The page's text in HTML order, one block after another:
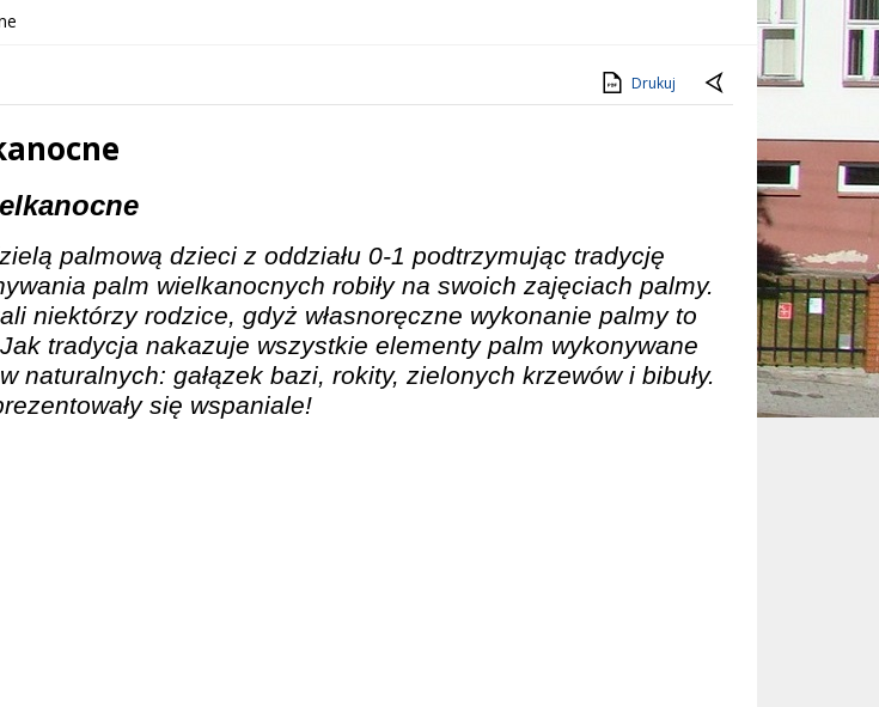
Drukuj
palmową dzieci z oddziału 0-1 podtrzymując tradycję
palm wielkanocnych robiły na swoich zajęciach palmy.
niektórzy rodzice, gdyż własnoręczne wykonanie palmy to
tradycja nakazuje wszystkie elementy palm wykonywane
naturalnych: gałązek bazi, rokity, zielonych krzewów i bibuły.
się wspaniale!